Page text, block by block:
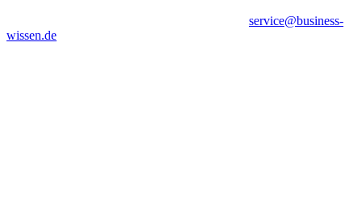
service@business-
wissen.de